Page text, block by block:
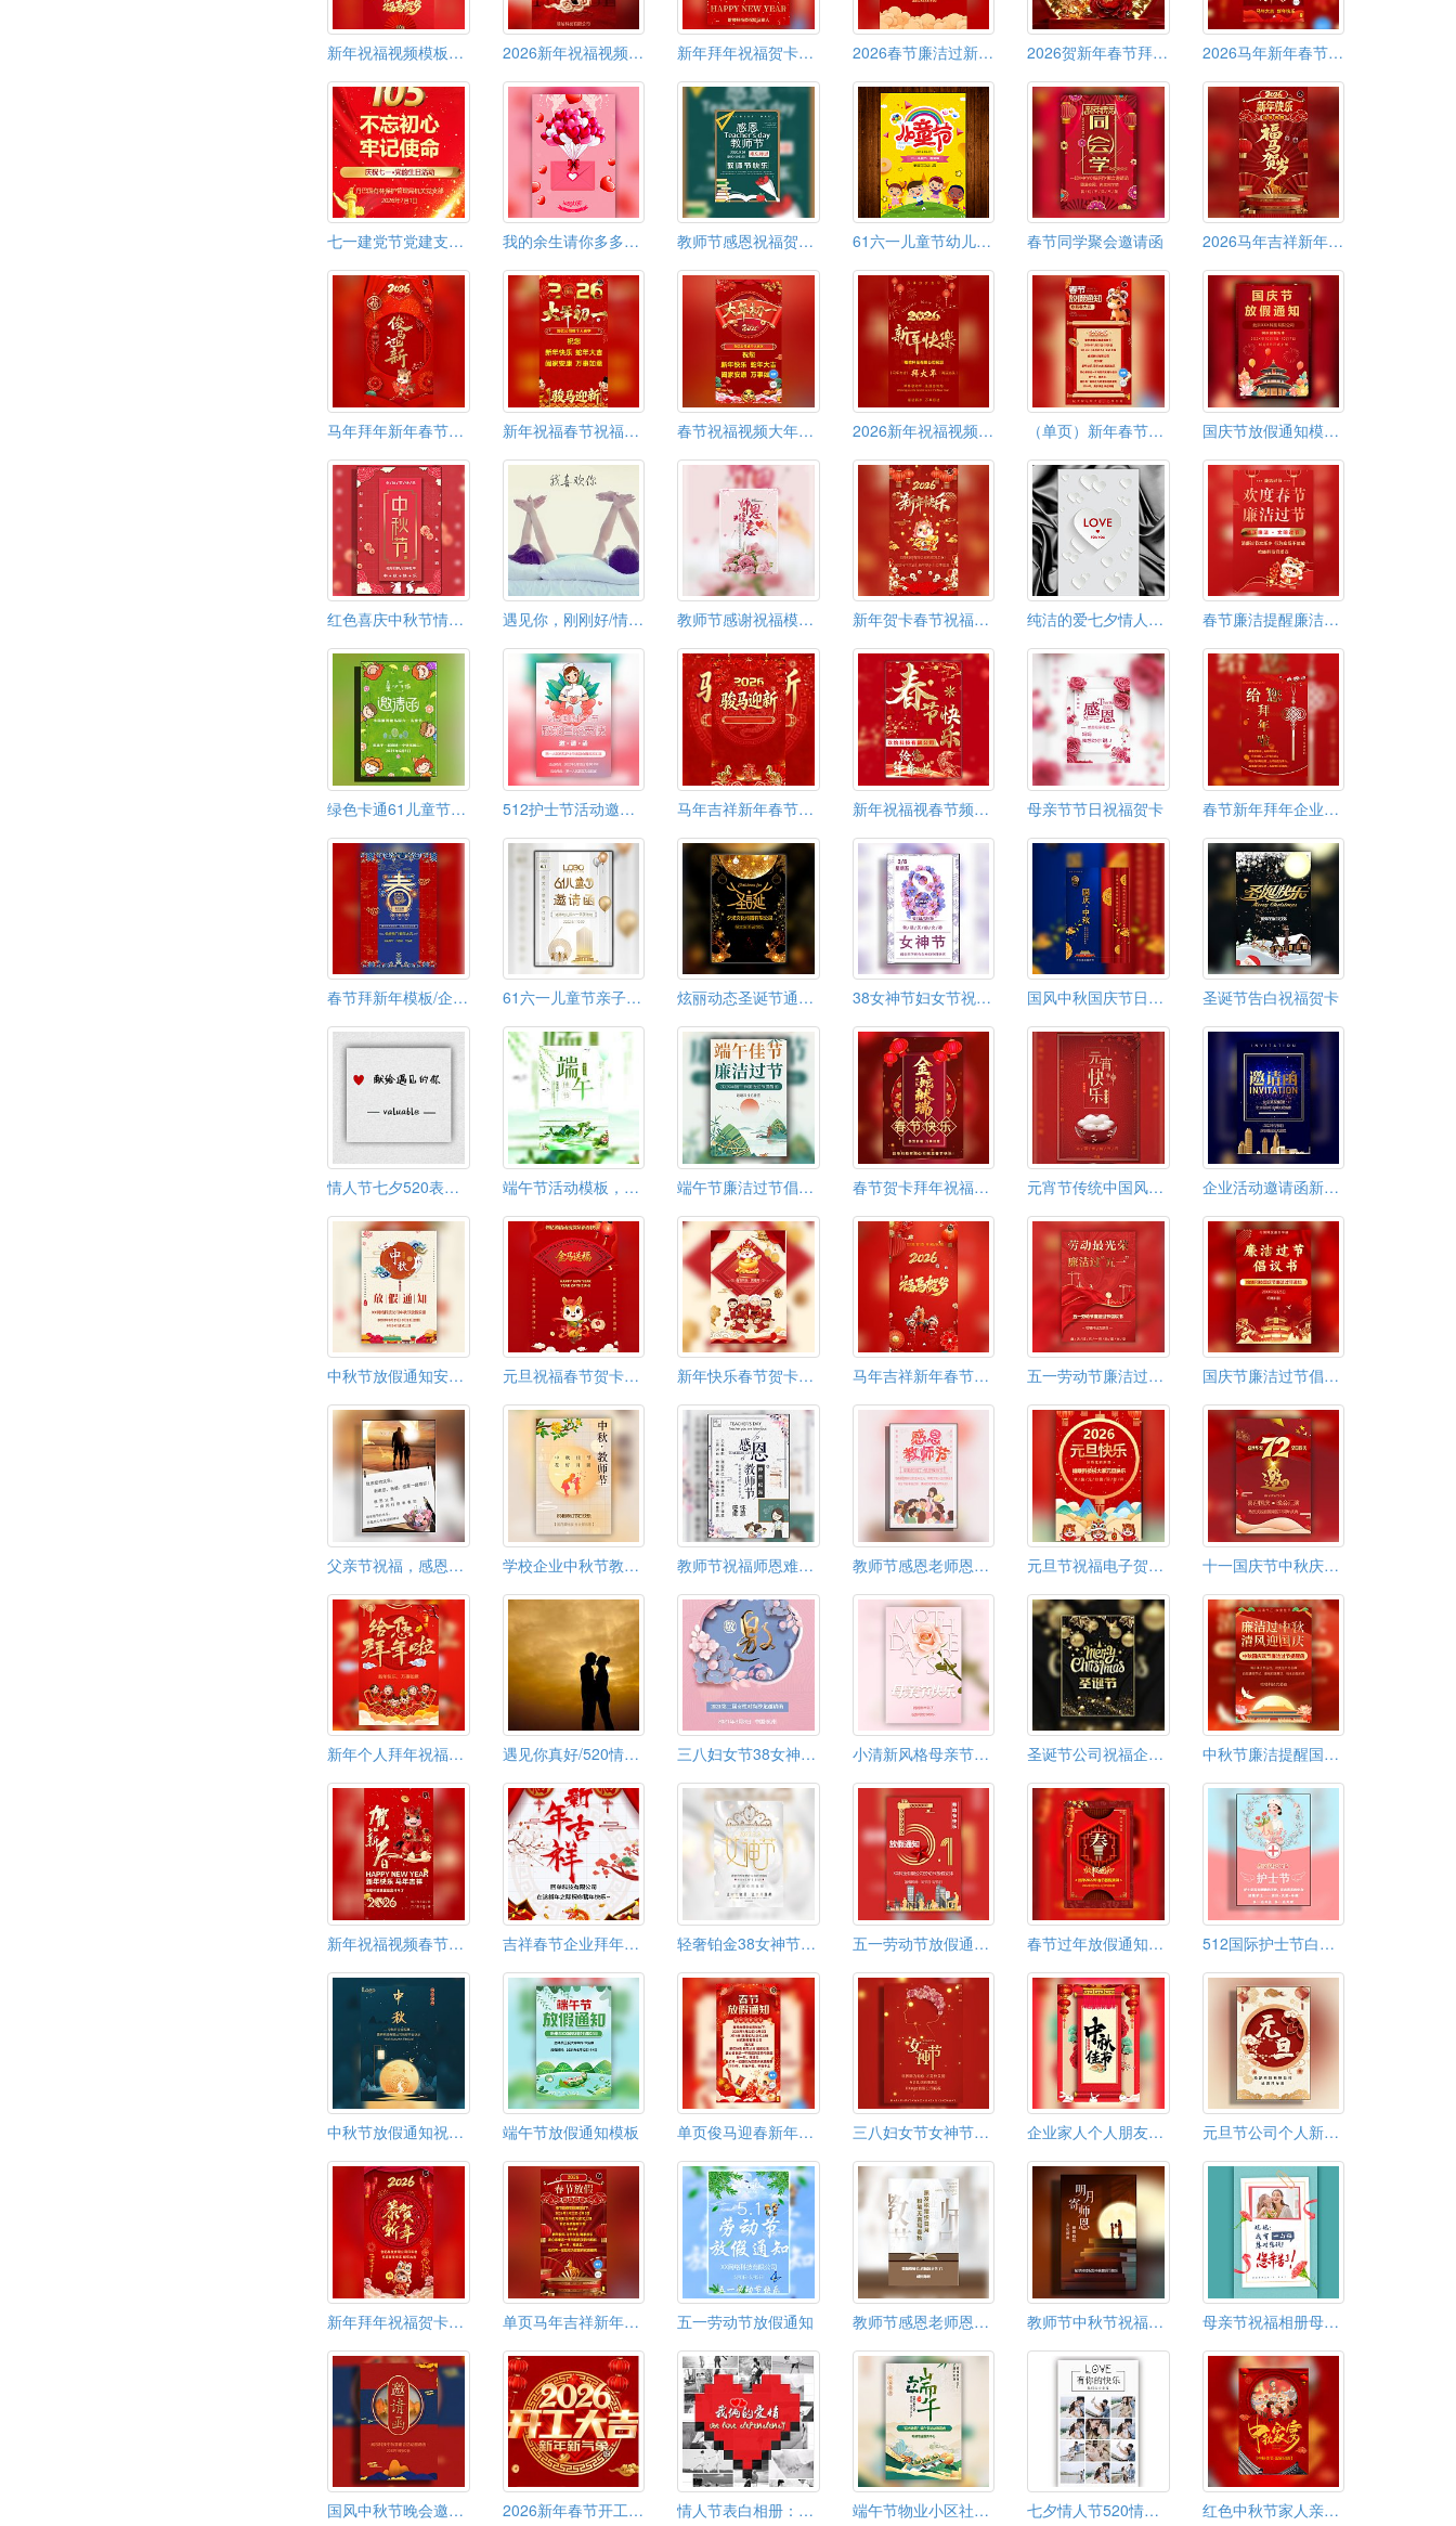
新年祝福视频模板春节拜年贺卡制作 2026新年祝福视频马年贺卡春节贺卡春节祝福视频 新年拜年祝福贺卡新年祝福贺卡模板春节贺卡 2026春节廉洁过新年廉洁过节提醒承诺书 2026贺新年春节拜年祝福视频贺卡 2026马年新年春节祝福视频模板
七一建党节党建支部共建活动邀请函 我的余生请你多多指教520情人节表白 教师节感恩祝福贺卡电子模板 61六一儿童节幼儿园活动邀请函6.1儿童节邀请函 春节同学聚会邀请函 2026马年吉祥新年春节祝福视频贺卡模板
马年拜年新年春节祝福视频贺卡 新年祝福春节祝福拜年大年初一给您拜年了！ 春节祝福视频大年初一给您拜年了！ 2026新年祝福视频马年贺卡春节贺卡元旦祝福视频 （单页）新年春节放假通知海报图片模板 国庆节放假通知模板国庆放假时间安排
红色喜庆中秋节情满中秋祝福活动邀请函 遇见你，刚刚好/情人节520表白告白相册 教师节感谢祝福模板贺卡电子相册模板通用 新年贺卡春节祝福贺卡春节贺卡 纯洁的爱七夕情人节表白祝福520 春节廉洁提醒廉洁过节廉洁提醒
绿色卡通61儿童节活动邀请函六一幼儿园亲子活动邀请 512护士节活动邀请函护士节贺卡 马年吉祥新年春节放假通知过年放假图片 新年祝福视春节频拜年祝福贺卡 母亲节节日祝福贺卡 春节新年拜年企业个人祝福模板春节贺卡
春节拜新年模板/企业/私人拜年模板春节贺卡 61六一儿童节亲子活动邀请函 炫丽动态圣诞节通用邀请函 38女神节妇女节祝福模板 国风中秋国庆节日晚会聚会活动祝福贺卡模板通用 圣诞节告白祝福贺卡
情人节七夕520表白告白 端午节活动模板，端午佳节模板，端午促销模板 端午节廉洁过节倡议书端午节廉洁提示函廉洁过节 春节贺卡拜年祝福贺岁企业宣传模板 元宵节传统中国风介绍节日祝福企业节日宣传 企业活动邀请函新品推介会年终表彰年会盛典节目
中秋节放假通知安排企业中秋祝福贺卡 元旦祝福春节贺卡喜庆欢度新春快乐企业祝福 新年快乐春节贺卡学校公司元旦跨年迎新晚会邀请 马年吉祥新年春节拜年祝福视频贺卡模板 五一劳动节廉洁过节倡议书 国庆节廉洁过节倡议书廉洁过节提醒倡议书
父亲节祝福，感恩父亲节 学校企业中秋节教师节祝福贺卡节日电子贺卡模板 教师节祝福师恩难忘感谢老师 教师节感恩老师恩师祝福贺卡相册 元旦节祝福电子贺卡模板新春贺卡新年贺卡春节贺卡 十一国庆节中秋庆祝活动建国73周年党政党建活动邀请
新年个人拜年祝福贺卡全家福相册祝福春节贺卡 遇见你真好/520情人节表白 三八妇女节38女神节女王节女生节活动邀请 小清新风格母亲节祝福电子贺卡 圣诞节公司祝福企业祝福个人祝福通用模板 中秋节廉洁提醒国庆节廉洁提醒中秋国庆双节廉洁提醒
新年祝福视频春节祝福贺卡新春祝福贺卡 吉祥春节企业拜年新年个人祝福春节贺卡新春祝福 轻奢铂金38女神节妇女节商场活动促销邀请函通用 五一劳动节放假通知时间安排 春节过年放假通知春节放假通知 512国际护士节白衣天使
中秋节放假通知祝福模板 端午节放假通知模板 单页俊马迎春新年春节放假通知模板 三八妇女节女神节女王节节日祝福贺卡企业祝福宣传 企业家人个人朋友中秋节祝福贺卡 元旦节公司个人新年祝福贺卡
新年拜年祝福贺卡春节贺卡 单页马年吉祥新年春节放假通知模板 五一劳动节放假通知 教师节感恩老师恩师祝福贺卡相册邀请函 教师节中秋节祝福贺卡感恩教师节 母亲节祝福相册母亲节快乐感恩节贺卡纪念册答谢
国风中秋节晚会邀请函中秋答谢会活动邀请函中秋贺卡 2026新年春节开工大吉通知模板 情人节表白相册：我俩的爱情 端午节物业小区社区端午节活动邀请函包粽子活动 七夕情人节520情侣表白纪念册结婚相册 红色中秋节家人亲戚朋友团聚家宴邀请函